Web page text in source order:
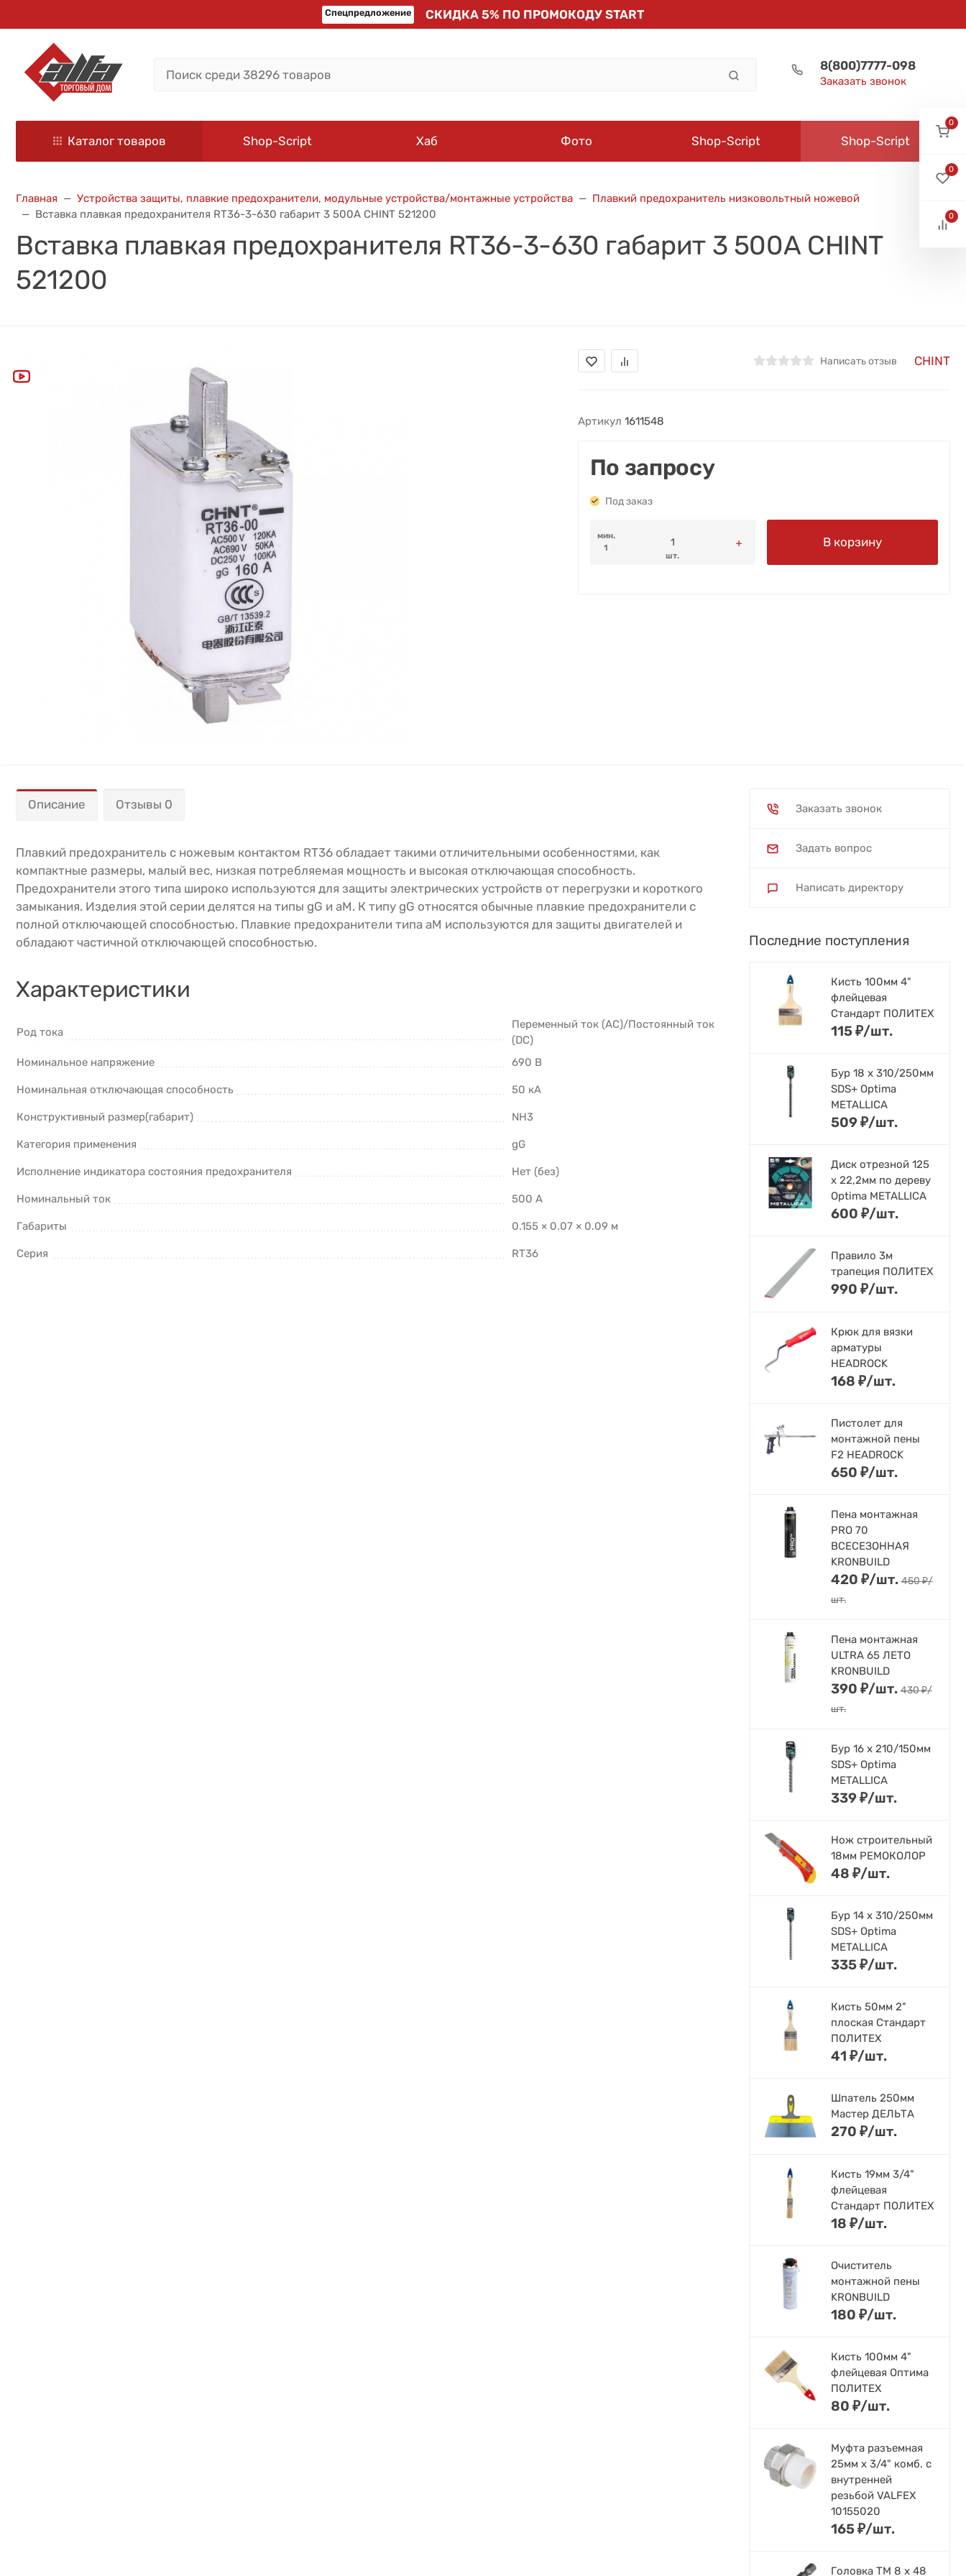
Спецпредложение СКИДКА 5% ПО ПРОМОКОДУ START
8(800)7777-098
Заказать звонок
Каталог товаров Shop-Script Хаб Фото Shop-Script Shop-Script
Главная Устройства защиты, плавкие предохранители, модульные устройства/монтажные устройства
Плавкий предохранитель низковольтный ножевой
Вставка плавкая предохранителя RT36-3-630 габарит 3 500А CHINT 521200
Вставка плавкая предохранителя RT36-3-630 габарит 3 500А CHINT
521200
Написать отзыв CHINT
Артикул 1611548
По запросу
Под заказ
мин.
1
шт.
В корзину
Описание Отзывы 0
Плавкий предохранитель с ножевым контактом RT36 обладает такими отличительными особенностями, как
компактные размеры, малый вес, низкая потребляемая мощность и высокая отключающая способность.
Предохранители этого типа широко используются для защиты электрических устройств от перегрузки и короткого
замыкания. Изделия этой серии делятся на типы gG и aM. К типу gG относятся обычные плавкие предохранители с
полной отключающей способностью. Плавкие предохранители типа aM используются для защиты двигателей и
обладают частичной отключающей способностью.
Характеристики
Род тока
Переменный ток (AC)/Постоянный ток
(DC)
Номинальное напряжение
690 В
Номинальная отключающая способность 50 кА
Конструктивный размер(габарит) NH3
Категория применения gG
Исполнение индикатора состояния предохранителя Нет (без)
Номинальный ток 500 А
Габариты 0.155 × 0.07 × 0.09 м
Серия RT36
Заказать звонок
Задать вопрос
Написать директору
Последние поступления
Кисть 100мм 4"
флейцевая
Стандарт ПОЛИТЕХ
115₽/шт.
Бур 18 х 310/250мм
SDS+ Optima
METALLICA
509₽/шт.
Диск отрезной 125
x 22,2мм по дереву
Optima METALLICA
600 ₽/шт.
Правило 3м
трапеция ПОЛИТЕХ
990 ₽/шт.
Крюк для вязки
арматуры
HEADROCK
168 ₽/шт.
Пистолет для
монтажной пены
F2 HEADROCK
650 ₽/шт.
Пена монтажная
PRO 70
ВСЕСЕЗОННАЯ
KRONBUILD
420 ₽/шт. 450₽/
шт.
Пена монтажная
ULTRA 65 ЛЕТО
KRONBUILD
390 ₽/шт. 430₽/
шт.
Бур 16 х 210/150мм
SDS+ Optima
METALLICA
339₽/шт.
Нож строительный
18мм РЕМОКОЛОР
48 ₽/шт.
Бур 14 х 310/250мм
SDS+ Optima
METALLICA
335₽/шт.
Кисть 50мм 2"
плоская Стандарт
ПОЛИТЕХ
41 ₽/шт.
Шпатель 250мм
Мастер ДЕЛЬТА
270 ₽/шт.
Кисть 19мм 3/4"
флейцевая
Стандарт ПОЛИТЕХ
18 ₽/шт.
Очиститель
монтажной пены
KRONBUILD
180 ₽/шт.
Кисть 100мм 4"
флейцевая Оптима
ПОЛИТЕХ
80 ₽/шт.
Муфта разъемная
25мм х 3/4" комб. с
внутренней
резьбой VALFEX
10155020
165₽/шт.
Головка ТМ 8 х 48
0
0
0